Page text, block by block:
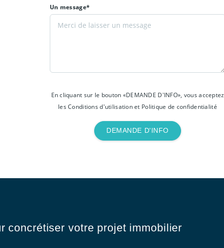
Un message*
En cliquant sur le bouton «DEMANDE D'INFO», vous acceptez
les Conditions d'utilisation et Politique de confidentialité
DEMANDE D'INFO
concrétiser votre projet immobilier